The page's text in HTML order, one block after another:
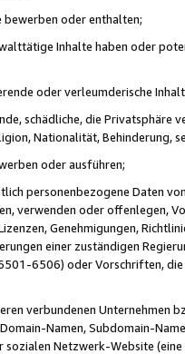
bewerben oder enthalten;
Inhalte haben oder
oder verleumderische
schädliche, die Privatsphäre
Nationalität, Behinderung,
oder ausführen;
personenbezogene Daten
verwenden oder offenlegen,
Genehmigungen,
einer zuständigen
6506) oder Vorschriften,
verbundenen Unternehmen
Namen, Subdomain-
Netzwerk-Website